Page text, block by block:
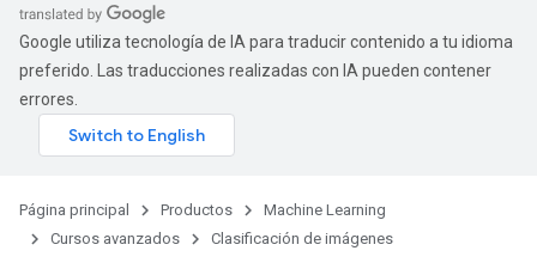
Google utiliza tecnología de IA para traducir contenido a tu idioma
preferido. Las traducciones realizadas con IA pueden contener
errores.
Página principal Productos
Machine Learning
Cursos avanzados
Clasificación de imágenes